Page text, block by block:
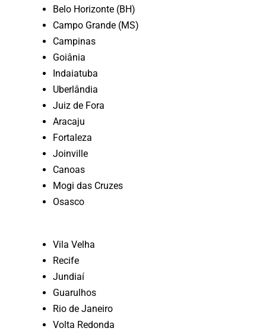
Belo Horizonte (BH)
Campo Grande (MS)
Campinas
Goiânia
Indaiatuba
Uberlândia
Juiz de Fora
Aracaju
Fortaleza
Joinville
Canoas
Mogi das Cruzes
Osasco
Vila Velha
Recife
Jundiaí
Guarulhos
Rio de Janeiro
Volta Redonda